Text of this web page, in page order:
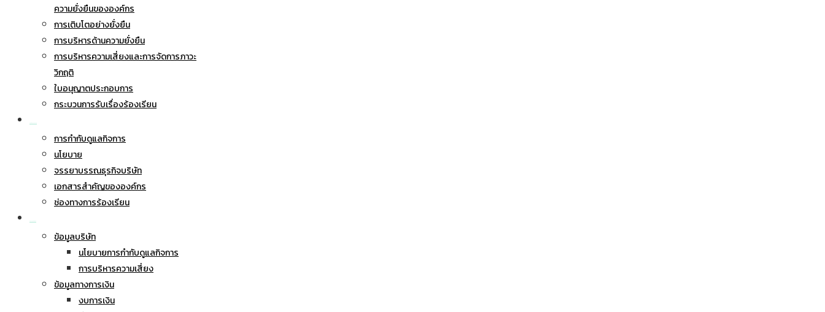
ความยั่งยืนขององค์กร
การเติบโตอย่างยั่งยืน
การบริหารด้านความยั่งยืน
การบริหารความเสี่ยงและการจัดการภาวะ
วิกฤติ
ใบอนุญาตประกอบการ
กระบวนการรับเรื่องร้องเรียน
การกำกับดูแลกิจการ
นโยบาย
จรรยาบรรณธุรกิจบริษัท
เอกสารสำคัญขององค์กร
ช่องทางการร้องเรียน
ข้อมูลบริษัท
นโยบายการกำกับดูแลกิจการ
การบริหารความเสี่ยง
ข้อมูลทางการเงิน
งบการเงิน